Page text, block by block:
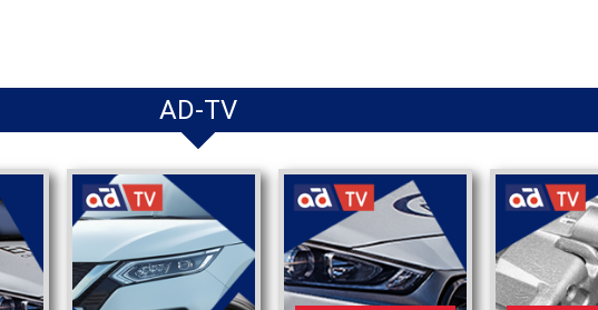
AD-TV